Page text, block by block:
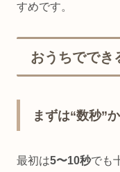
すめです。
おうちででき
まずは“数秒”
最初は5〜10秒でも